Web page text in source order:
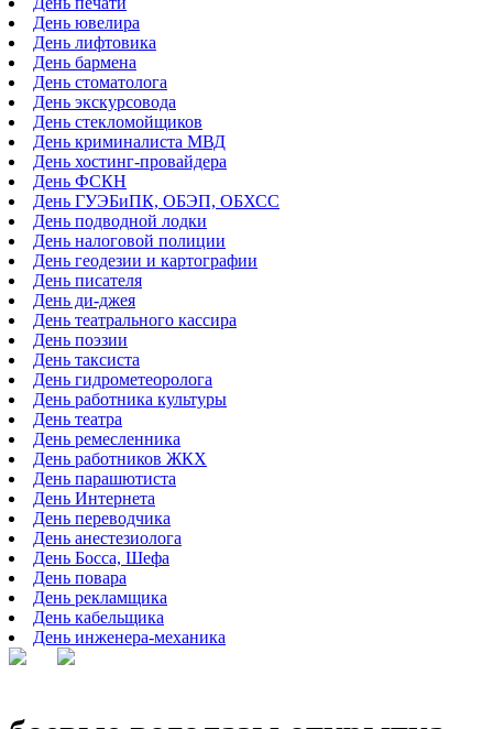
День ювелира
День лифтовика
День бармена
День стоматолога
День экскурсовода
День стекломойщиков
День криминалиста МВД
День хостинг-провайдера
День ФСКН
День ГУЭБиПК, ОБЭП, ОБХСС
День подводной лодки
День налоговой полиции
День геодезии и картографии
День писателя
День ди-джея
День театрального кассира
День поэзии
День таксиста
День гидрометеоролога
День работника культуры
День театра
День ремесленника
День работников ЖКХ
День парашютиста
День Интернета
День переводчика
День анестезиолога
День Босса, Шефа
День повара
День рекламщика
День кабельщика
День инженера-механика